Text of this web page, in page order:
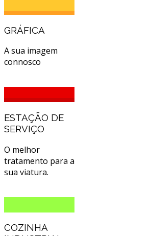
GRÁFICA
A sua imagem
connosco
ESTAÇÃO DE
SERVIÇO
O melhor
tratamento para a
sua viatura.
COZINHA